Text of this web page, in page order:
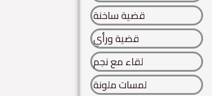
قضية ساخنة
قضية ورأي
لقاء مع نجم
لمسات ملونة